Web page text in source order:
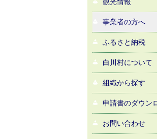
事業者の方へ
ふるさと納税
白川村について
組織から探す
申請書のダウン
お問い合わせ